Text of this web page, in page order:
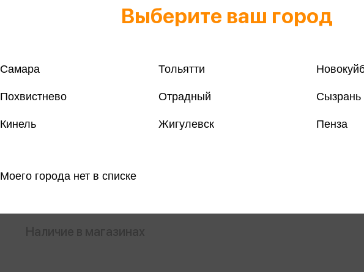
Все книги
Все книги
Выберите ваш город
Самара Тольятти
Похвистнево Отрадный Сызрань
Кинель Жигулевск Пенза
Моего города нет в списке